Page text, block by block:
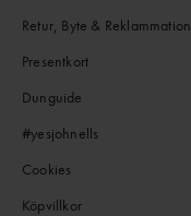
Retur, Byte & Reklammation
Presentkort
Dunguide
#yesjohnells
Cookies
Köpvillkor